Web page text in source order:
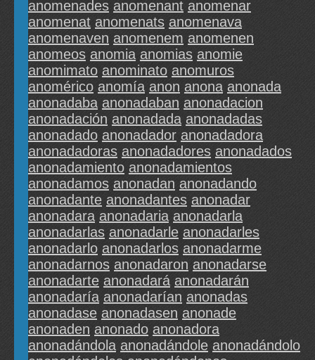
anomenades anomenant anomenar
anomenat anomenats anomenava
anomenaven anomenem anomenen
anomeos anomia anomias anomie
anomimato anominato anomuros
anomérico anomía anon anona anonada
anonadaba anonadaban anonadacion
anonadación anonadada anonadadas
anonadado anonadador anonadadora
anonadadoras anonadadores anonadados
anonadamiento anonadamientos
anonadamos anonadan anonadando
anonadante anonadantes anonadar
anonadara anonadaria anonadarla
anonadarlas anonadarle anonadarles
anonadarlo anonadarlos anonadarme
anonadarnos anonadaron anonadarse
anonadarte anonadará anonadarán
anonadaría anonadarían anonadas
anonadase anonadasen anonade
anonaden anonado anonadora
anonadándola anonadándole anonadándolo